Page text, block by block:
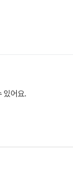
있어요.